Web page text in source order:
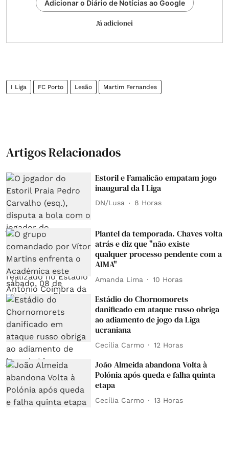
Adicionar o Diário de Notícias ao Google
Já adicionei
I Liga FC Porto Lesão Martim Fernandes
Artigos Relacionados
Estoril e Famalicão empatam jogo
inaugural da I Liga
DN/Lusa 8 Horas
Plantel da temporada. Chaves volta
atrás e diz que "não existe
qualquer processo pendente com a
AIMA"
Amanda Lima 10 Horas
Estádio do Chornomorets
danificado em ataque russo obriga
ao adiamento de jogo da Liga
ucraniana
Cecília Carmo 12 Horas
João Almeida abandona Volta à
Polónia após queda e falha quinta
etapa
Cecília Carmo 13 Horas